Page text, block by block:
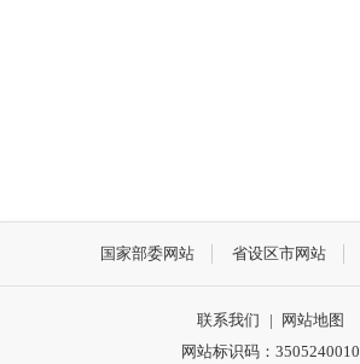
国家部委网站 省设区市网站
联系我们 |
网站地图
网站标识码：3505240010